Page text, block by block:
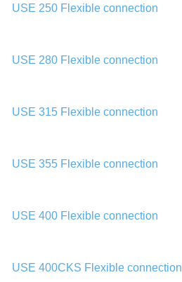
USE 250 Flexible connection
USE 280 Flexible connection
USE 315 Flexible connection
USE 355 Flexible connection
USE 400 Flexible connection
USE 400CKS Flexible connection